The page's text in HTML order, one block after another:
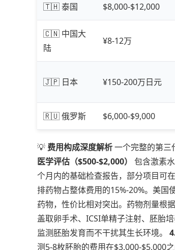
🇹🇭 泰国 $8,000-$12,000
🇨🇳 中国大
陆
¥8-12万
🇯🇵 日本 ¥150-200万日元
🇷🇺 俄罗斯 $6,000-$9,000
💡 费用构成深度解析一个完整的第三
医学评估（$500-$2,000）
包含激素
个月内的基础检查报告，部分项目可
排药物占整体费用的15%-20%。美国
药物，性价比相对突出。药物剂量根
盖取卵手术、ICSI单精子注射、胚胎
监测胚胎发育而不干扰其生长环境。
测5-8枚胚胎的费用在$3,000-$5,000